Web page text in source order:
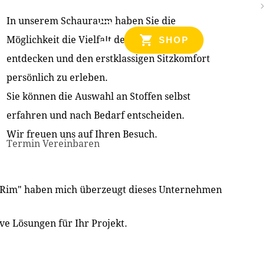
SHOP
In unserem Schauraum haben Sie die
Möglichkeit die Vielfalt der Produkte zu
entdecken und den erstklassigen Sitzkomfort
persönlich zu erleben.
Sie können die Auswahl an Stoffen selbst
erfahren und nach Bedarf entscheiden.
Wir freuen uns auf Ihren Besuch.
Termin Vereinbaren
haben mich überzeugt dieses Unternehmen
Lösungen für Ihr Projekt.